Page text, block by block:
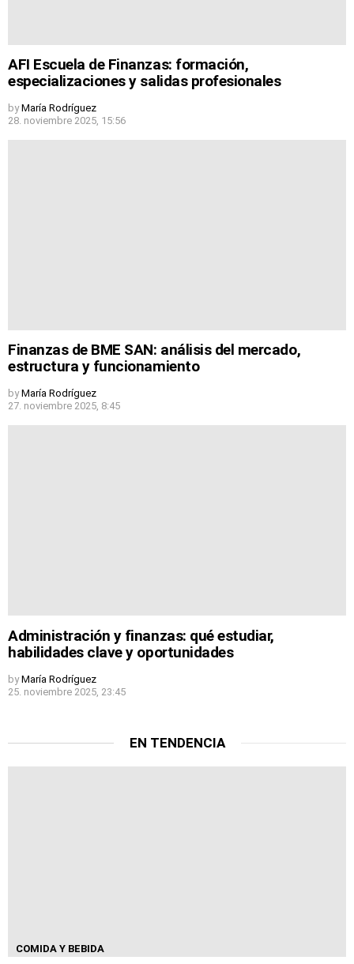
AFI Escuela de Finanzas: formación,
especializaciones y salidas profesionales
by María Rodríguez
28. noviembre 2025, 15:56
Finanzas de BME SAN: análisis del mercado,
estructura y funcionamiento
by María Rodríguez
27. noviembre 2025, 8:45
Administración y finanzas: qué estudiar,
habilidades clave y oportunidades
by María Rodríguez
25. noviembre 2025, 23:45
EN TENDENCIA
COMIDA Y BEBIDA